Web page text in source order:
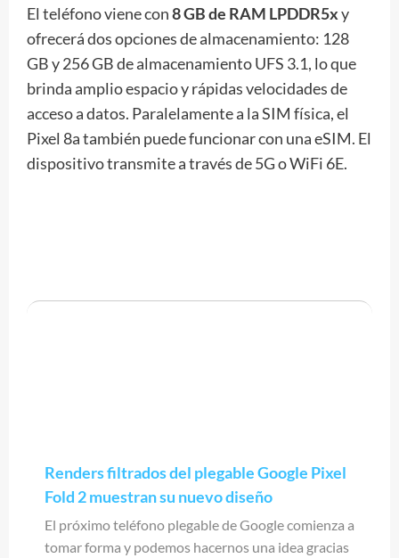
El teléfono viene con8 GB de RAM LPDDR5xy
ofrecerá dos opciones de almacenamiento: 128
GB y 256 GB de almacenamiento UFS 3.1, lo que
brinda amplio espacio y rápidas velocidades de
acceso a datos. Paralelamente a la SIM física, el
Pixel 8a también puede funcionar con una eSIM. El
dispositivo transmite a través de 5G o WiFi 6E.
Renders filtrados del plegable Google Pixel
Fold 2 muestran su nuevo diseño
El próximo teléfono plegable de Google comienza a
tomar forma y podemos hacernos una idea gracias